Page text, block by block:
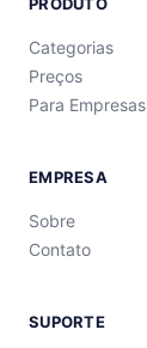
Categorias
Preços
Para Empresas
EMPRESA
Sobre
Contato
SUPORTE